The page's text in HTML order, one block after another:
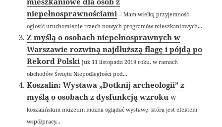
niepełnosprawnościami – Mam wielką przyjemność
ogłosić uruchomienie trzech nowych programów mieszkaniowych...
Z myślą o osobach niepełnosprawnych w
Warszawie rozwiną najdłuższą flagę i pójdą po
Rekord Polski Już 11 listopada 2019 roku, w ramach
obchodów Święta Niepodległości pod...
Koszalin: Wystawa „Dotknij archeologii” z
myślą o osobach z dysfunkcją wzroku W
koszalińskim muzeum można oglądać wystawę, która jest efektem
współpracy...